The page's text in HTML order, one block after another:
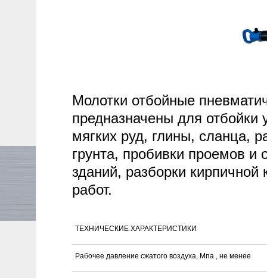
Молотки отбойные
предназначены для отбойки
мягких руд, глины, сланца,
грунта, пробивки проемов и
зданий, разборки
работ.
ТЕХНИЧЕСКИЕ ХАРАКТЕРИСТИКИ
Рабочее давление сжатого воздуха, Мпа , не менее